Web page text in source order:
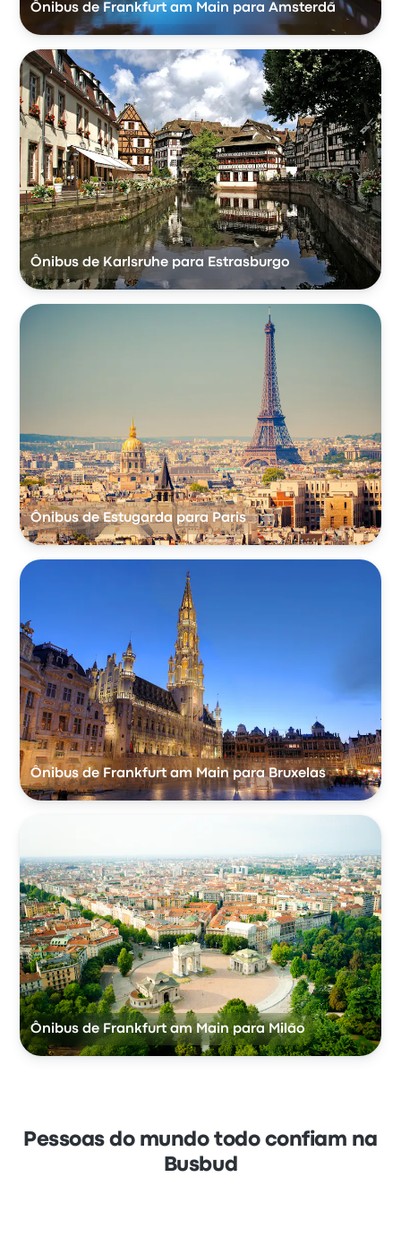
Ônibus de Frankfurt am Main para Amsterdã
Ônibus de Karlsruhe para Estrasburgo
Ônibus de Estugarda para Paris
Ônibus de Frankfurt am Main para Bruxelas
Ônibus de Frankfurt am Main para Milão
Pessoas do mundo todo confiam na
Busbud